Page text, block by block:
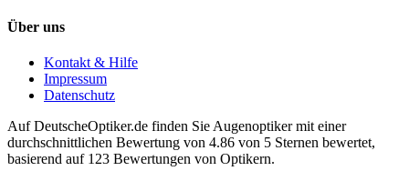
Über uns
Kontakt & Hilfe
Impressum
Datenschutz
AufDeutscheOptiker.de finden Sie Augenoptiker mit einer
durchschnittlichen Bewertung von 4.86 von 5 Sternen bewertet,
basierend auf 123 Bewertungen von Optikern.